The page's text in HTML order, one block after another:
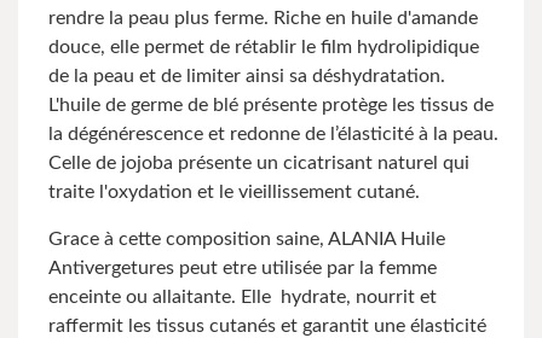
rendre la peau plus ferme. Riche en huile d'amande
douce, elle permet de rétablir le film hydrolipidique
de la peau et de limiter ainsi sa déshydratation.
L'huile de germe de blé présente protège les tissus de
la dégénérescence et redonne de l’élasticité à la peau.
Celle de jojoba présente un cicatrisant naturel qui
traite l'oxydation et le vieillissement cutané.
Grace à cette composition saine, ALANIA Huile
Antivergetures peut etre utilisée par la femme
enceinte ou allaitante. Elle hydrate, nourrit et
raffermit les tissus cutanés et garantit une élasticité